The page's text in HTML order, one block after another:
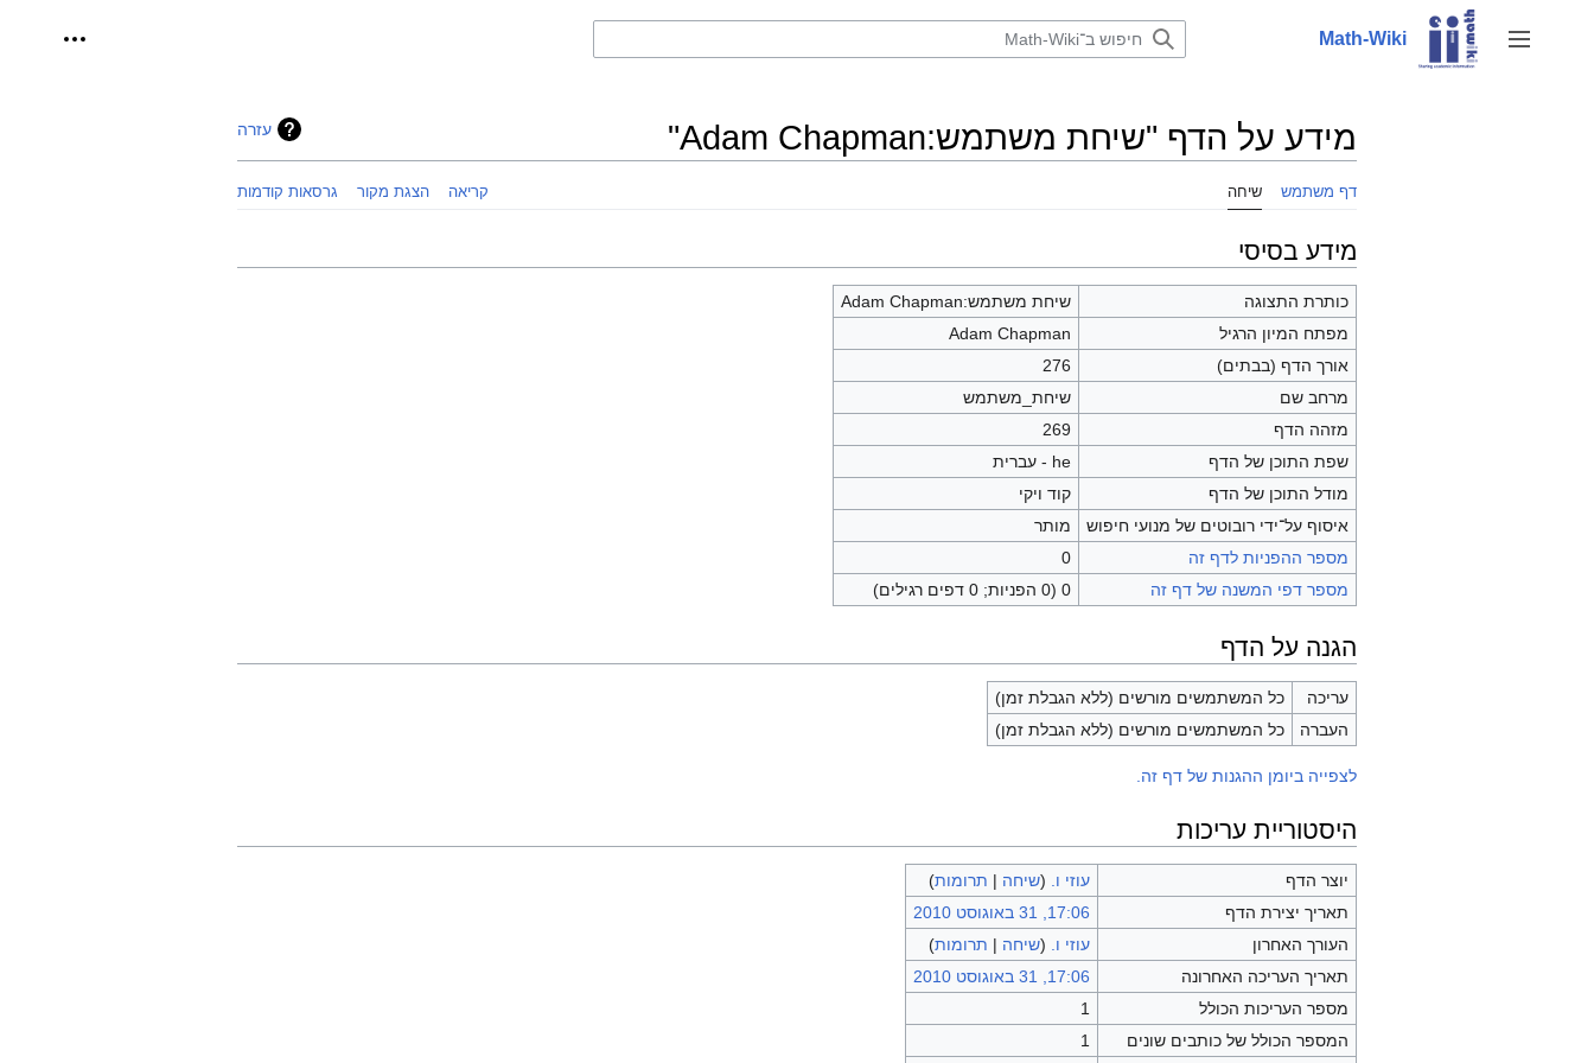
לתוכן
שינוי מצב סרגל צד
Math-Wiki כלים
עזרה מידע על הדף "שיחת משתמש:Adam Chapman"
דף משתמש שיחה קריאה הצגת מקור גרסאות קודמות
מידע בסיסי
כותרת התצוגה
שיחת משתמש:Adam Chapman
מפתח המיון הרגיל
Adam Chapman
אורך הדף (בבתים)
276
מרחב שם
שיחת_משתמש
מזהה הדף
269
שפת התוכן של הדף
he - עברית
מודל התוכן של הדף
קוד ויקי
איסוף על־ידי רובוטים של מנועי חיפוש
מותר
מספר ההפניות לדף זה
0
מספר דפי המשנה של דף זה
0 (0 הפניות; 0 דפים רגילים)
הגנה על הדף
עריכה
כל המשתמשים מורשים (ללא הגבלת זמן)
העברה
כל המשתמשים מורשים (ללא הגבלת זמן)
לצפייה ביומן ההגנות של דף זה.
היסטוריית עריכות
יוצר הדף עוזי ו. (שיחה | תרומות)
תאריך יצירת הדף
17:06, 31 באוגוסט 2010
העורך האחרון
עוזי ו. (שיחה | תרומות)
תאריך העריכה האחרונה
17:06, 31 באוגוסט 2010
מספר העריכות הכולל
1
המספר הכולל של כותבים שונים
1